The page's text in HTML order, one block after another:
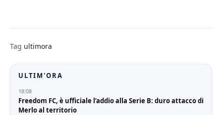
Tag ultimora
ULTIM'ORA
18:08
Freedom FC, è ufficiale l’addio alla Serie B: duro attacco di
Merlo al territorio